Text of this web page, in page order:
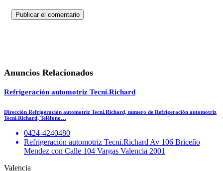
Anuncios Relacionados
Refrigeración automotriz Tecni.Richard
Dirección Refrigeración automotriz Tecni.Richard, numero de Refrigeración automotriz
Tecni.Richard, Teléfono…
0424-4240480
Refrigeración automotriz Tecni.Richard Av 106 Briceño
Mendez con Calle 104 Vargas Valencia 2001
Valencia